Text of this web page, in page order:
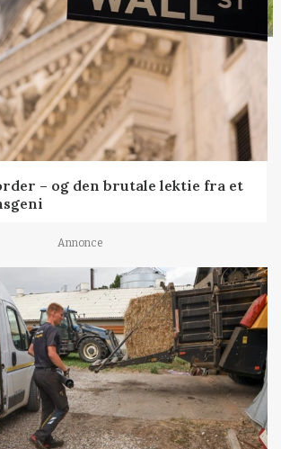
– og den brutale lektie fra et
Annonce